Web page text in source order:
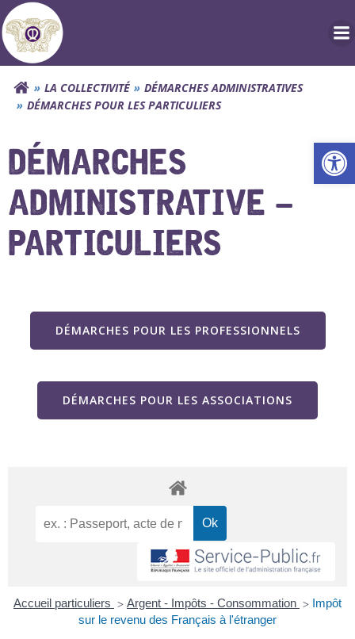
Aller
au
contenu
LA COLLECTIVITÉ
DÉMARCHES ADMINISTRATIVES
DÉMARCHES POUR LES PARTICULIERS
DÉMARCHES
ADMINISTRATIVE –
PARTICULIERS
DÉMARCHES POUR LES PROFESSIONNELS
DÉMARCHES POUR LES ASSOCIATIONS
Accueil particuliers > Argent - Impôts - Consommation > Impôt
sur le revenu des Français à l'étranger